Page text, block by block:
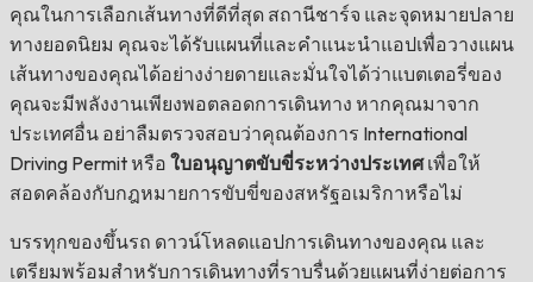
คุณในการเลือกเส้นทางที่ดีที่สุด สถานีชาร์จ และจุดหมายปลาย
ทางยอดนิยม คุณจะได้รับแผนที่และคำแนะนำแอปเพื่อวางแผน
เส้นทางของคุณได้อย่างง่ายดายและมั่นใจได้ว่าแบตเตอรี่ของ
คุณจะมีพลังงานเพียงพอตลอดการเดินทาง หากคุณมาจาก
ประเทศอื่น อย่าลืมตรวจสอบว่าคุณต้องการ International
Driving Permit หรือ ใบอนุญาตขับขี่ระหว่างประเทศเพื่อให้
สอดคล้องกับกฎหมายการขับขี่ของสหรัฐอเมริกาหรือไม่
บรรทุกของขึ้นรถ ดาวน์โหลดแอปการเดินทางของคุณ และ
เตรียมพร้อมสำหรับการเดินทางที่ราบรื่นด้วยแผนที่ง่ายต่อการ